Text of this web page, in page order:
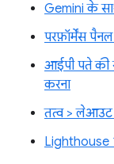
Gemini के
परफ़ॉर्मेंस
आईपी पते की
करना
तत्व > लेआउट
Lighthouse